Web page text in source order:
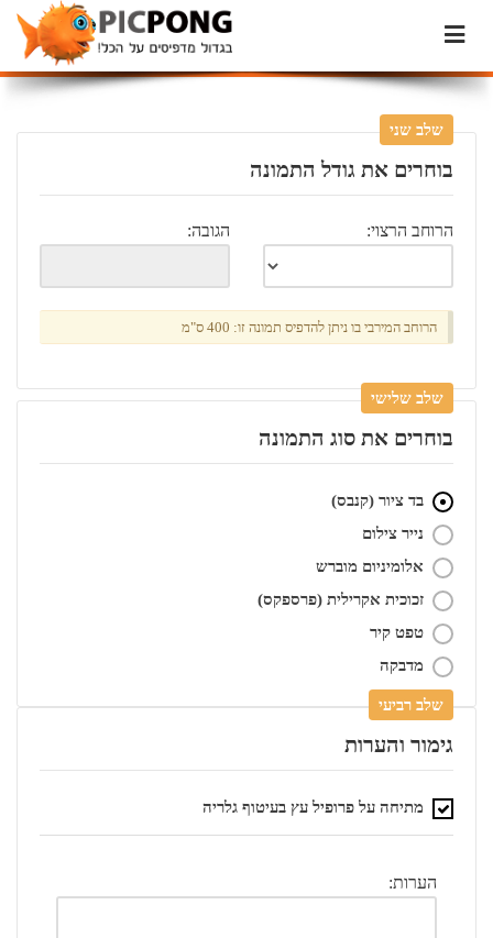
שלב שני
בוחרים את גודל התמונה
הגובה: הרוחב הרצוי:
הרוחב המירבי בו ניתן להדפיס תמונה זו: 400 ס"מ
שלב שלישי
בוחרים את סוג התמונה
בד ציור (קנבס)
נייר צילום
אלומיניום מוברש
זכוכית אקרילית (פרספקס)
טפט קיר
מדבקה
שלב רביעי
גימור והערות
מתיחה על פרופיל עץ בעיטוף גלריה
הערות: